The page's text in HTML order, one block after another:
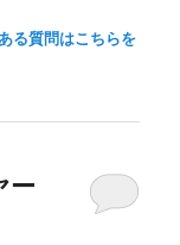
る質問はこちらを
ー